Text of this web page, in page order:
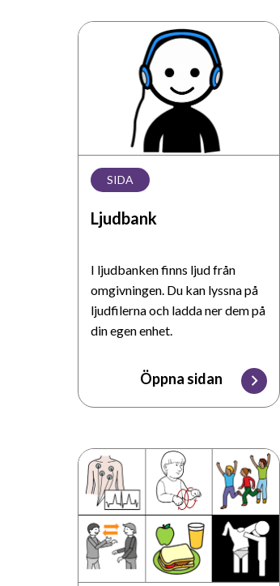
SIDA
Ljudbank
I ljudbanken finns ljud från
omgivningen. Du kan lyssna på
ljudfilerna och ladda ner dem på
din egen enhet.
Öppna sidan
Bildbanken